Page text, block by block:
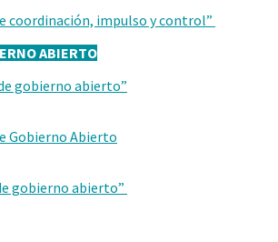
coordinación, impulso y control”
ABIERTO
gobierno abierto”
Gobierno Abierto
gobierno abierto”